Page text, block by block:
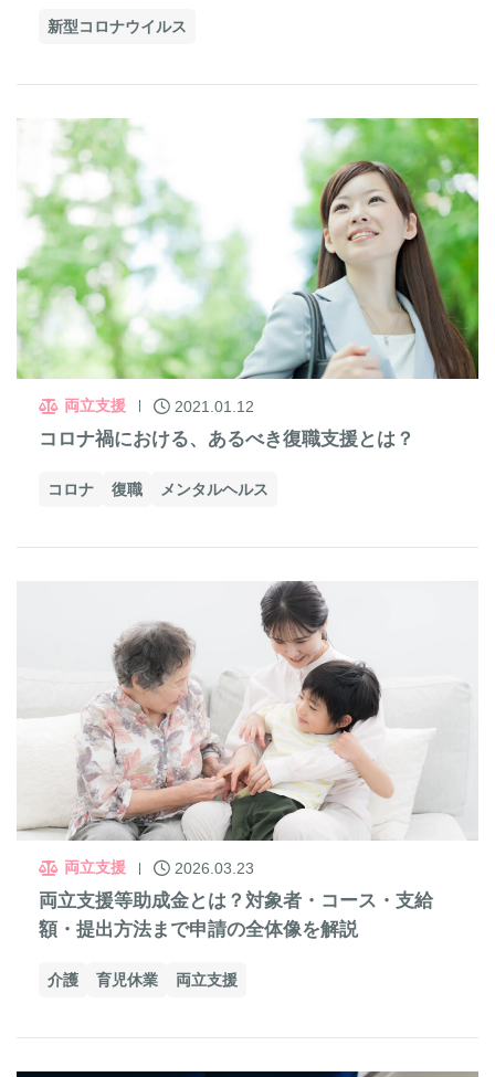
新型コロナウイルス
両立支援 2021.01.12
コロナ禍における、あるべき復職支援とは？
コロナ 復職 メンタルヘルス
両立支援 2026.03.23
両立支援等助成金とは？対象者・コース・支給
額・提出方法まで申請の全体像を解説
介護 育児休業 両立支援